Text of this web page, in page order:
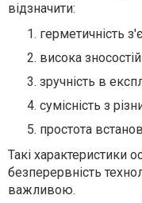
відзначити:
герметичність
висока
зручність в
сумісність з
простота
Такі характеристики
безперервність
важливою.